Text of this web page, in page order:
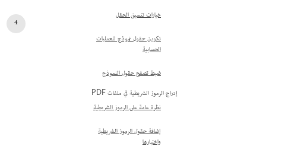
خيارات تنسيق الحقل
تكوين حقول نموذج للعمليات
الحسابية
ضبط تصفح حقول النموذج
إدراج الرموز الشريطية في ملفات PDF
نظرة عامة على الرموز الشريطية
إضافة حقول الرموز الشريطية
واختبارها